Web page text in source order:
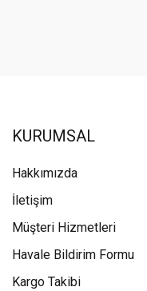
KURUMSAL
Hakkımızda
İletişim
Müşteri Hizmetleri
Havale Bildirim Formu
Kargo Takibi